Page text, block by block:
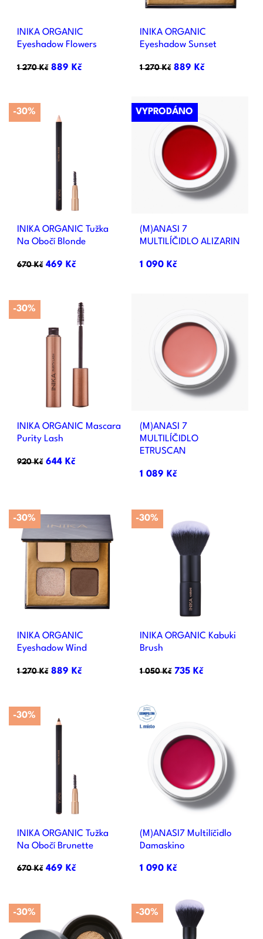
INIKA ORGANIC
Eyeshadow Flowers
1 270 Kč 889 Kč
INIKA ORGANIC
Eyeshadow Sunset
1 270 Kč 889 Kč
INIKA ORGANIC Tužka
Na Obočí Blonde
670 Kč 469 Kč
-30%
(M)ANASI 7
MULTILÍČIDLO ALIZARIN
1 090 Kč
VYPRODÁNO
INIKA ORGANIC Mascara
Purity Lash
920 Kč 644 Kč
-30%
(M)ANASI 7
MULTILÍČIDLO
ETRUSCAN
1 089 Kč
INIKA ORGANIC
Eyeshadow Wind
1 270 Kč 889 Kč
-30%
INIKA ORGANIC Kabuki
Brush
1 050 Kč 735 Kč
-30%
INIKA ORGANIC Tužka
Na Obočí Brunette
670 Kč 469 Kč
-30%
(M)ANASI7 Multilíčidlo
Damaskino
1 090 Kč
-30% -30%